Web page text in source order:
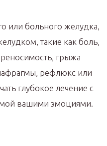
или больного желудка,
такие как боль,
грыжа
рефлюкс или
глубокое лечение с
вашими эмоциями.